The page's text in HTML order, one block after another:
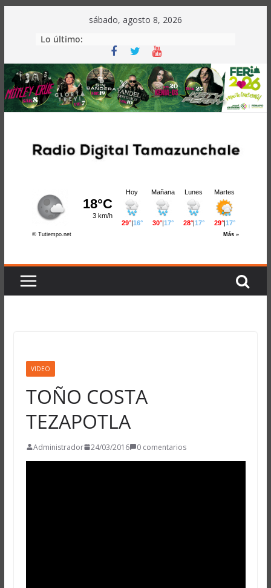
sábado, agosto 8, 2026
Lo último:
VIDEO
TOÑO COSTA
TEZAPOTLA
Administrador 24/03/2016 0 comentarios